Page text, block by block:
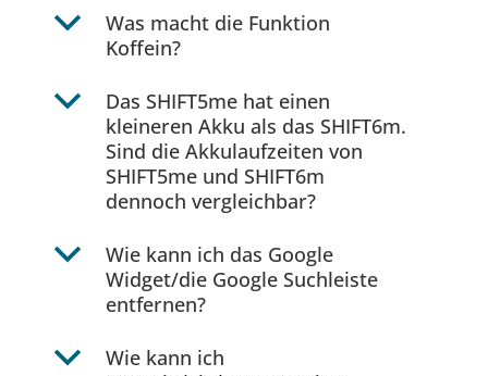
b
Was macht die Funktion
Koffein?
b
Das SHIFT5me hat einen
kleineren Akku als das SHIFT6m.
Sind die Akkulaufzeiten von
SHIFT5me und SHIFT6m
dennoch vergleichbar?
b
Wie kann ich das Google
Widget/die Google Suchleiste
entfernen?
b
Wie kann ich